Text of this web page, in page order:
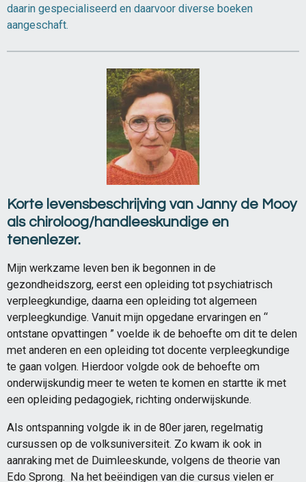
daarin gespecialiseerd en daarvoor diverse boeken
aangeschaft.
Korte levensbeschrijving van Janny de Mooy
als chiroloog/handleeskundige en
tenenlezer.
Mijn werkzame leven ben ik begonnen in de
gezondheidszorg, eerst een opleiding tot psychiatrisch
verpleegkundige, daarna een opleiding tot algemeen
verpleegkundige. Vanuit mijn opgedane ervaringen en “
ontstane opvattingen ” voelde ik de behoefte om dit te delen
met anderen en een opleiding tot docente verpleegkundige
te gaan volgen. Hierdoor volgde ook de behoefte om
onderwijskundig meer te weten te komen en startte ik met
een opleiding pedagogiek, richting onderwijskunde.
Als ontspanning volgde ik in de 80er jaren, regelmatig
cursussen op de volksuniversiteit. Zo kwam ik ook in
aanraking met de Duimleeskunde, volgens de theorie van
Edo Sprong. Na het beëindigen van die cursus vielen er